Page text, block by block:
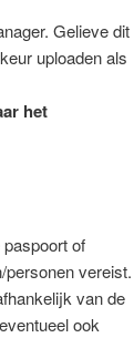
Gelieve dit
uploaden als
het
of
vereist.
van de
ook